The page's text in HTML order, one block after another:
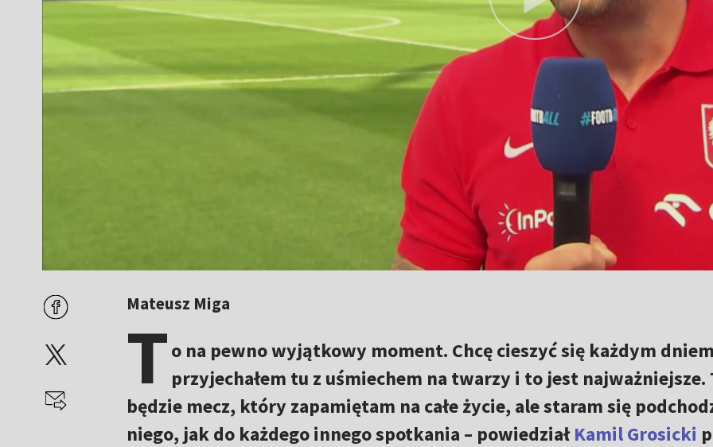
Mateusz Miga
To na pewno wyjątkowy moment. Chcę cieszyć się każdym
przyjechałem tu z uśmiechem na twarzy i to jest najważniejsze.
będzie mecz, który zapamiętam na całe życie, ale staram się
niego, jak do każdego innego spotkania – powiedziałKamil Grosicki